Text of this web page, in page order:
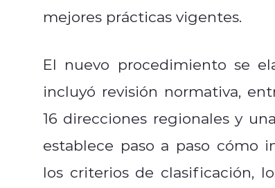
mejores prácticas vigentes.
El nuevo procedimiento se
incluyó revisión normativa,
16 direcciones regionales y
establece paso a paso cómo
los criterios de clasificación,